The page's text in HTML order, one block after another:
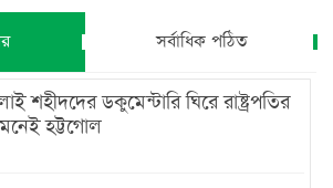
সর্বাধিক পঠিত
শহীদদের ডকুমেন্টারি ঘিরে রাষ্ট্রপতির
হট্টগোল